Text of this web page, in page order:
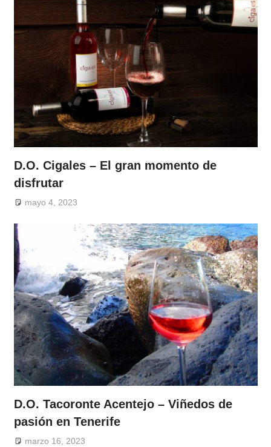
D.O. Cigales – El gran momento de
disfrutar
mayo 4, 2023
D.O. Tacoronte Acentejo – Viñedos de
pasión en Tenerife
marzo 16, 2023